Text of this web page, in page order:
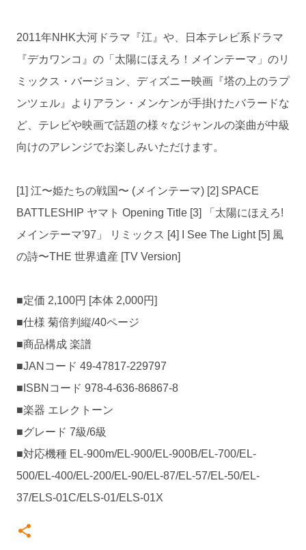
2011年NHK大河ドラマ『江』や、日本テレビ系ドラマ
『デカワンコ』の「太陽にほえろ！メインテーマ」のリ
ミックス・バージョン、ディズニー映画『塔の上のラプ
ンツェル』よりアラン・メンケンが手掛けたバラードな
ど、テレビや映画で話題の様々なジャンルの楽曲が中級
向けのアレンジでお楽しみいただけます。
[1] 江〜姫たちの戦国〜 (メインテーマ) [2] SPACE
BATTLESHIP ヤマト Opening Title [3] 「太陽にほえろ!
メインテーマ'97」 リミックス [4] I See The Light [5] 風
の詩〜THE 世界遺産 [TV Version]
■定価 2,100円 [本体 2,000円]
■仕様 菊倍判縦/40ページ
■商品構成 楽譜
■JANコード 49-47817-229797
■ISBNコード 978-4-636-86867-8
■楽器 エレクトーン
■グレード 7級/6級
■対応機種 EL-900m/EL-900/EL-900B/EL-700/EL-
500/EL-400/EL-200/EL-90/EL-87/EL-57/EL-50/EL-
37/ELS-01C/ELS-01/ELS-01X